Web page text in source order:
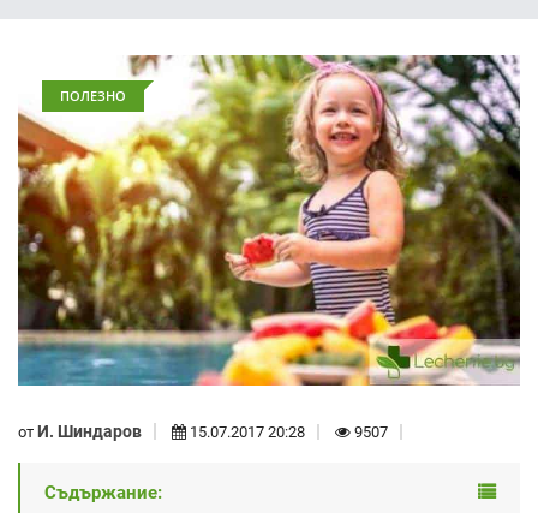
ПОЛЕЗНО
от И. Шиндаров 15.07.2017 20:28 9507
Съдържание: